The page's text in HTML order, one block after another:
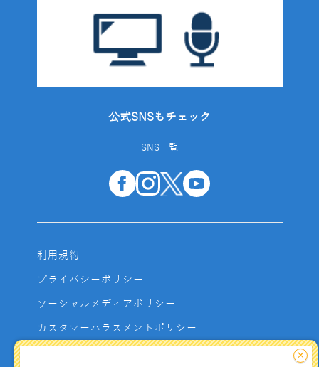
公式SNSもチェック
SNS一覧
利用規約
プライバシーポリシー
ソーシャルメディアポリシー
カスタマーハラスメントポリシー
×